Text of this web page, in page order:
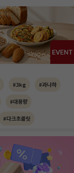
#3kg #과나하
#대용량
#다크초콜릿